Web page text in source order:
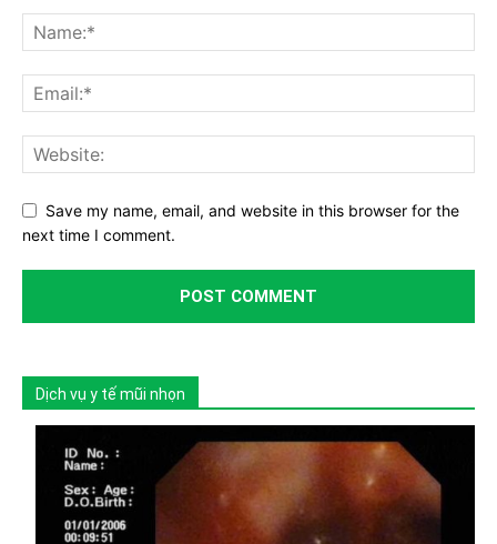
Save my name, email, and website in this browser for the
next time I comment.
Dịch vụ y tế mũi nhọn